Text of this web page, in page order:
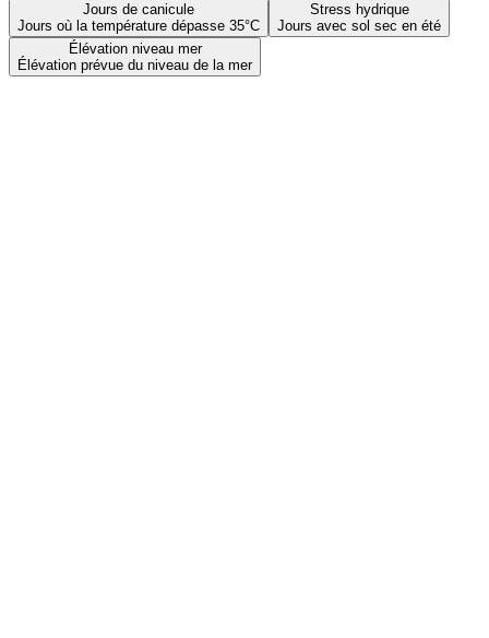
Jours de canicule
Jours où la température dépasse 35°C
Stress hydrique
Jours avec sol sec en été
Élévation niveau mer
Élévation prévue du niveau de la mer